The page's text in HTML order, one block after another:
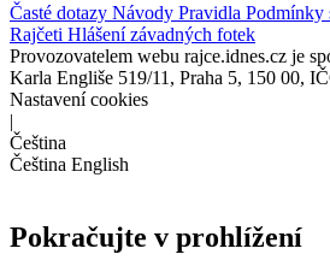
Časté dotazy Návody Pravidla Podmínky
Rajčeti Hlášení závadných fotek
Provozovatelem webu rajce.idnes.cz je
Karla Engliše 519/11, Praha 5, 150 00,
Nastavení cookies
|
Čeština
Čeština English
Pokračujte v prohlížení